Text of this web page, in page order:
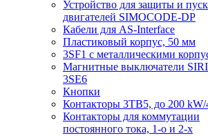
Устройство для защиты и
двигателей SIMOCODE-DP
Кабели для AS-Interface
Пластиковый корпус, 50 мм
3SF1 с металлическими
Магнитные выключатели
3SE6
Кнопки
Контакторы 3TB5, до 200
Контакторы для коммутации
постоянного тока, 1-о и 2-х